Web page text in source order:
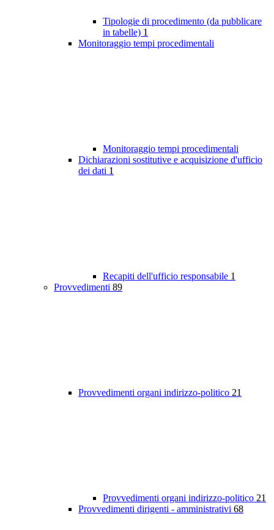
Tipologie di procedimento (da pubblicare
in tabelle) 1
Monitoraggio tempi procedimentali
Monitoraggio tempi procedimentali
Dichiarazioni sostitutive e acquisizione d'ufficio
dei dati 1
Recapiti dell'ufficio responsabile 1
Provvedimenti 89
Provvedimenti organi indirizzo-politico 21
Provvedimenti organi indirizzo-politico 21
Provvedimenti dirigenti - amministrativi 68